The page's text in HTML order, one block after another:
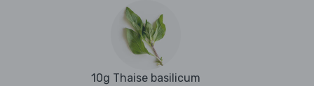
10g Thaise basilicum